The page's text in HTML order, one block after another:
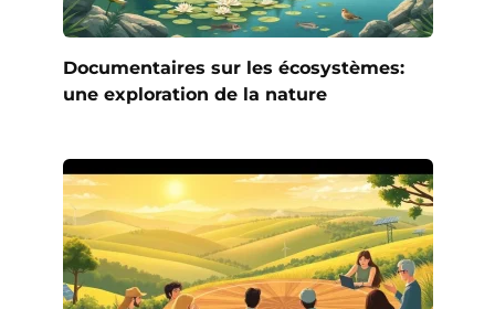
Documentaires sur les écosystèmes:
une exploration de la nature